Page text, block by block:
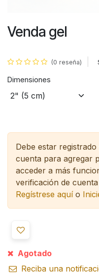
Venda gel
(0 reseña)
Dimensiones
Debe estar
cuenta para agregar
acceder a más
verificación de
Regístrese aquío
Agotado
Reciba una